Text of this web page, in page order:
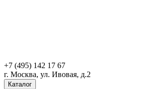
+7 (495) 142 17 67
г. Москва, ул. Ивовая, д.2
Каталог